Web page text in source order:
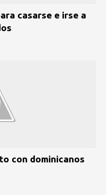
casarse e irse a
con dominicanos